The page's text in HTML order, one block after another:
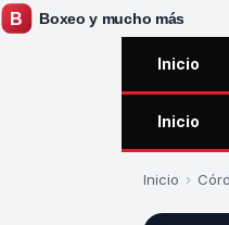
Inicio
Inicio
Inicio ›